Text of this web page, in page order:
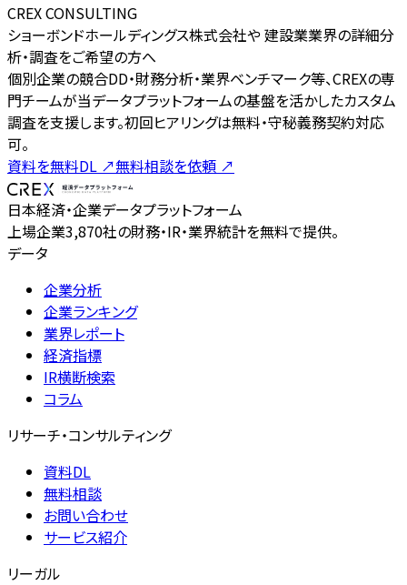
CREX CONSULTING
ショーボンドホールディングス株式会社や 建設業業界の詳細分
析・調査をご希望の方へ
個別企業の競合DD・財務分析・業界ベンチマーク等、CREXの専
門チームが当データプラットフォームの基盤を活かしたカスタム
調査を支援します。初回ヒアリングは無料・守秘義務契約対応
可。
資料を無料DL ↗無料相談を依頼 ↗
日本経済・企業データプラットフォーム
上場企業3,870社の財務・IR・業界統計を無料で提供。
データ
企業分析
企業ランキング
業界レポート
経済指標
IR横断検索
コラム
リサーチ・コンサルティング
資料DL
無料相談
お問い合わせ
サービス紹介
リーガル